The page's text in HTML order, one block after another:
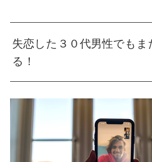
失恋した３０代男性でもま
る！